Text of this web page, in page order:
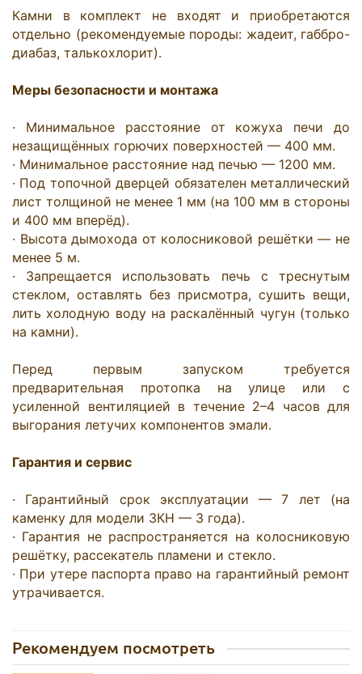
Камни в комплект не входят и приобретаются
отдельно (рекомендуемые породы: жадеит, габбро-
диабаз, талькохлорит).
Меры безопасности и монтажа
· Минимальное расстояние от кожуха печи до
незащищённых горючих поверхностей — 400 мм.
· Минимальное расстояние над печью — 1200 мм.
· Под топочной дверцей обязателен металлический
лист толщиной не менее 1 мм (на 100 мм в стороны
и 400 мм вперёд).
· Высота дымохода от колосниковой решётки — не
менее 5 м.
· Запрещается использовать печь с треснутым
стеклом, оставлять без присмотра, сушить вещи,
лить холодную воду на раскалённый чугун (только
на камни).
Перед первым запуском требуется
предварительная протопка на улице или с
усиленной вентиляцией в течение 2–4 часов для
выгорания летучих компонентов эмали.
Гарантия и сервис
· Гарантийный срок эксплуатации — 7 лет (на
каменку для модели ЗКН — 3 года).
· Гарантия не распространяется на колосниковую
решётку, рассекатель пламени и стекло.
· При утере паспорта право на гарантийный ремонт
утрачивается.
Рекомендуем посмотреть